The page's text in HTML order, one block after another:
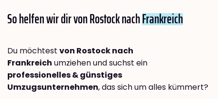
So helfen wir dir von Rostock nachFrankreich
Du möchtest von Rostock nach
Frankreich umziehen und suchst ein
professionelles & günstiges
Umzugsunternehmen, das sich um alles kümmert?